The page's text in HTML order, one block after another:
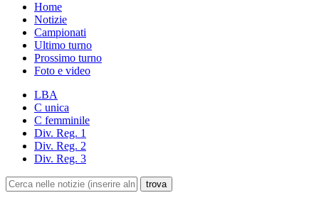
Home
Notizie
Campionati
Ultimo turno
Prossimo turno
Foto e video
LBA
C unica
C femminile
Div. Reg. 1
Div. Reg. 2
Div. Reg. 3